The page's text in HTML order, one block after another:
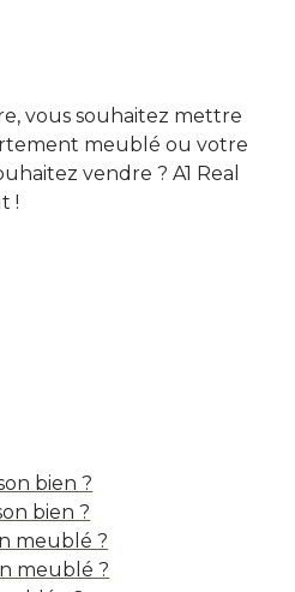
vous souhaitez mettre
meublé ou votre
vendre ? A1 Real
!
bien ?
bien ?
meublé ?
meublé ?